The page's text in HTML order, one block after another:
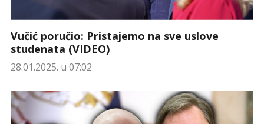
Vučić poručio: Pristajemo na sve uslove
studenata (VIDEO)
28.01.2025. u 07:02